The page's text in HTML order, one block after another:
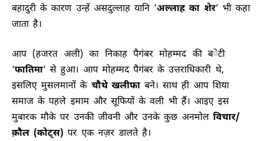
बहादुरी के कारण उन्हें असदुल्लाह यानि ‘अल्लाह का शेर‘ भी कहा
जाता है।
आप (हजरत अली) का निकाह पैगंबर मोहम्मद की बेटी
‘फातिमा‘ से हुआ। आप मोहम्मद पैगंबर के उत्तराधिकारी थे,
इसलिए मुसलमानों के चौथे खलीफाबने। साथ ही आप शिया
समाज के पहले इमाम और सूफियों के वली भी हैं। आइए इस
मुबारक मौके पर उनकी जीवनी और उनके कुछ अनमोल विचार/
क़ौल (कोट्स) पर एक नज़र डालते है।